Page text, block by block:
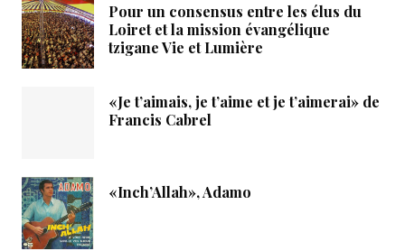
Pour un consensus entre les élus du
Loiret et la mission évangélique
tzigane Vie et Lumière
«Je t’aimais, je t’aime et je t’aimerai» de
Francis Cabrel
«Inch’Allah», Adamo